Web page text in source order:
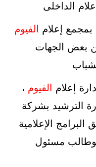
الداخلى
إعلام
الفيوم
بعض الجهات
إعلام الفيوم ،
الترشيد بشركة
الإعلامية
مسئول